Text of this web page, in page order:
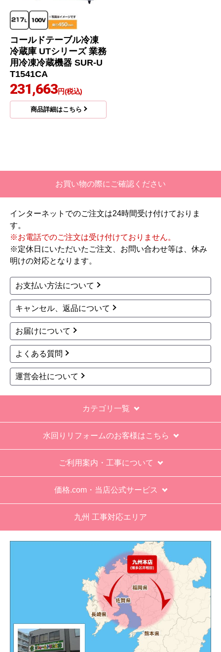
コールドテーブル冷凍
冷蔵庫 UTシリーズ 業務
用冷凍冷蔵機器 SUR-U
T1541CA
231,663円(税込)
商品詳細はこちら
お買い物の際にご確認ください
インターネットでのご注文は24時間受け付けておりま
す。
※お電話でのご注文は受け付けておりません。
※定休日にいただいたご注文、お問い合わせ等は、休み
明けの対応となります。
お支払い方法について
キャンセル、返品について
お届けについて
よくある質問
運営会社について
カテゴリ一覧
水回りリフォームのお客様はこちら
ご利用案内・工事について
価格.com・当店公式サービス
九州 工事対応エリア